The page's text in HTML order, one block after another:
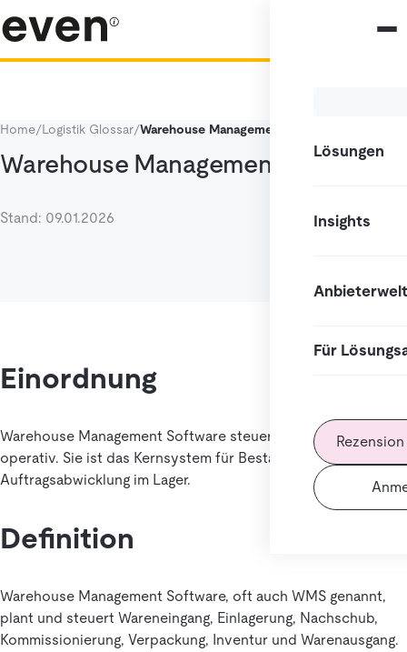
Lösungen
Insights
Anbieterwelt
Für
Home/Logistik Glossar/Warehouse Management Software
Warehouse Management Software
Stand: 09.01.2026
Einordnung
Warehouse Management Software steuert Lagerprozesse
operativ. Sie ist das Kernsystem für Bestandsführung und
Auftragsabwicklung im Lager.
Definition
Warehouse Management Software, oft auch WMS genannt,
plant und steuert Wareneingang, Einlagerung, Nachschub,
Kommissionierung, Verpackung, Inventur und Warenausgang.